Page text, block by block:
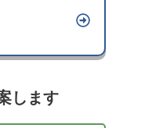
します